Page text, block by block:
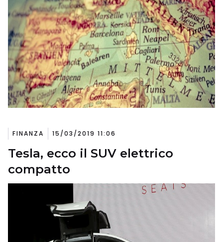
FINANZA 15/03/2019 11:06
Tesla, ecco il SUV elettrico
compatto